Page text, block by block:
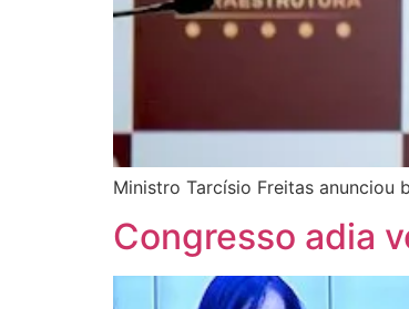
Ministro Tarcísio Freitas anunciou
Congresso adia